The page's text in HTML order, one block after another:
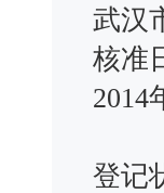
武汉
核准
2014
登记